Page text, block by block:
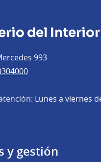
del Interior
993
Lunes a viernes
y gestión